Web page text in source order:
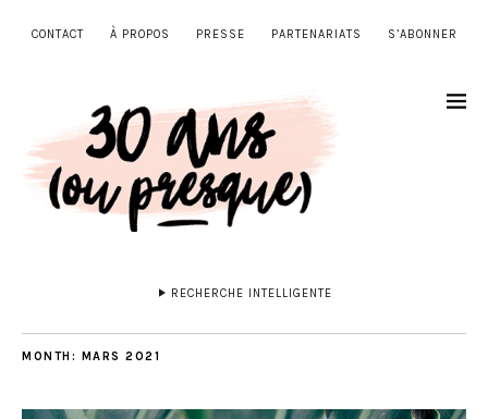
CONTACT À PROPOS PRESSE PARTENARIATS S’ABONNER
RECHERCHE INTELLIGENTE
MONTH: MARS 2021